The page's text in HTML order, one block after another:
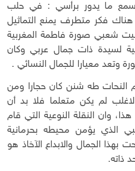
ما يدور برأسي : في حلب
فكر متطرف يمنع التماثيل
شعبي صورة فاطمة المغربية
لسيدة ذات جمال عربي وكان
وتعد معيارا للجمال النسائي .
النحات طه شنن كان حجارا ومن
لم يكن متعلما فلا بد أن
وان النقلة النوعية التي قام
الذي يؤمن محيطه بحرمانية
بهذا الجمال والابداع الآخاذ هو
ذاته.